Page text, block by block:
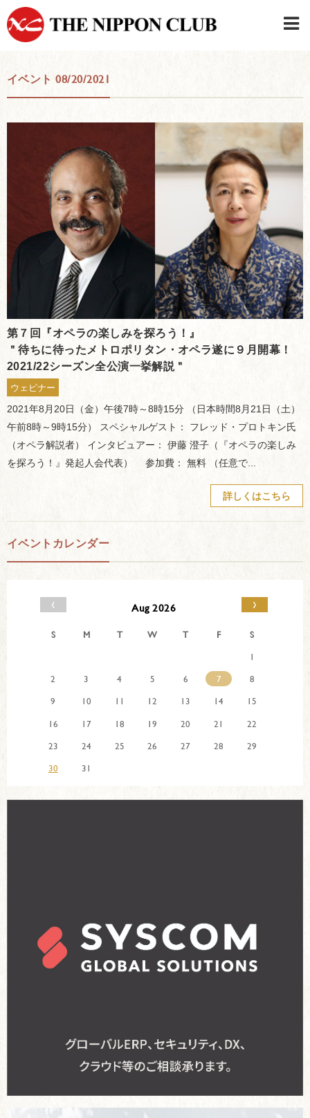
イベント 08/20/2021
第７回『オペラの楽しみを探ろう！』
＂待ちに待ったメトロポリタン・オペラ遂に９月開幕！
2021/22シーズン全公演一挙解説＂
ウェビナー
2021年8月20日（金）午後7時～8時15分 （日本時間8月21日（土）
午前8時～9時15分） スペシャルゲスト： フレッド・プロトキン氏
（オペラ解説者） インタビュアー： 伊藤 澄子（『オペラの楽しみ
を探ろう！』発起人会代表） 参加費： 無料 （任意で...
詳しくはこちら
イベントカレンダー
‹ Aug 2026 ›
S M T W T F
S
1
2
3 4 5 6 7
8
9
10 11 12 13 14
15
16
17 18 19 20 21
22
23
24 25 26 27 28
29
30
31
JAPANESE
日本クラブメンバーログイン
連絡先・駐車場
はじめてご利用の方はこちら
›